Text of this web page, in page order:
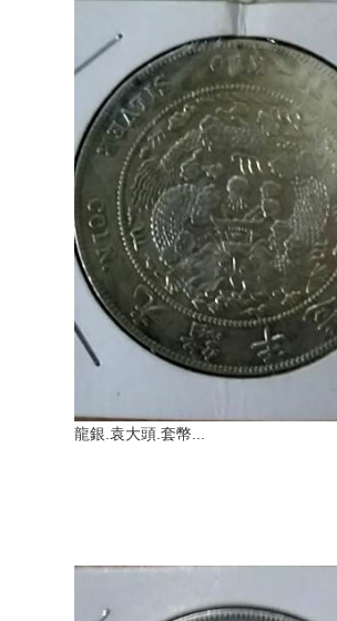
龍銀.袁大頭.套幣...